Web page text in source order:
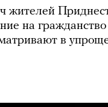
жителей
на гражданство
в